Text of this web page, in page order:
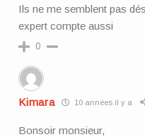
Ils ne me semblent pas
expert compte aussi
0
Kimara 10 années il y a
Bonsoir monsieur,